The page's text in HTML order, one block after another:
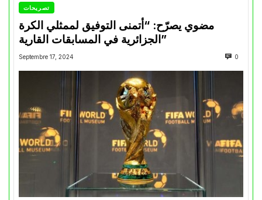
تصريحات
مضوي يصرّح: “أتمنى التوفيق لممثلي الكرة
الجزائرية في المسابقات القارية”
Septembre 17, 2024 0